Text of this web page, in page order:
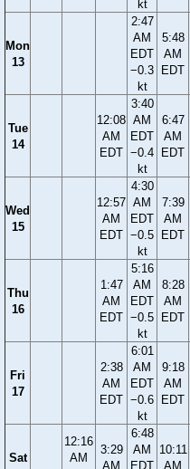
kt
Mon
13
2:47
AM
EDT
−0.3
kt
5:48
AM
EDT
Tue
14
12:08
AM
EDT
3:40
AM
EDT
−0.4
kt
6:47
AM
EDT
Wed
15
12:57
AM
EDT
4:30
AM
EDT
−0.5
kt
7:39
AM
EDT
Thu
16
1:47
AM
EDT
5:16
AM
EDT
−0.5
kt
8:28
AM
EDT
Fri
17
2:38
AM
EDT
6:01
AM
EDT
−0.6
kt
9:18
AM
EDT
Sat
12:16
AM
3:29
AM
6:48
AM
EDT
10:11
AM